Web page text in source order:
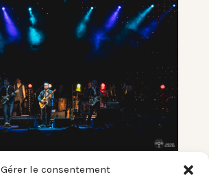
Gérer le consentement